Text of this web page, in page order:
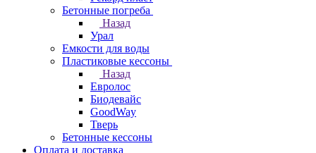
Бетонные погреба
Назад
Урал
Емкости для воды
Пластиковые кессоны
Назад
Евролос
Биодевайс
GoodWay
Тверь
Бетонные кессоны
Оплата и доставка